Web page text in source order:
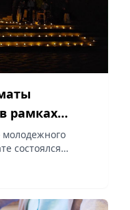
рамках
молодежного
состоялся